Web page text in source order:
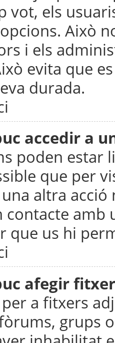
vot, els
Això
i els
evita que
durada.
accedir a
poden estar
que per
altra acció
contacte
us hi
afegir
a fitxers
grups